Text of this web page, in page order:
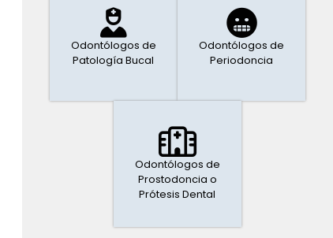
Odontólogos de
Patología Bucal
Odontólogos de
Periodoncia
Odontólogos de
Prostodoncia o
Prótesis Dental